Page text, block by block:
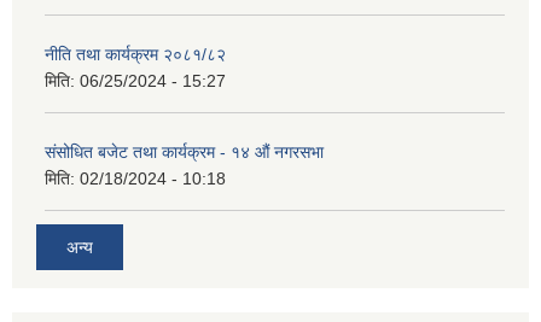
नीति तथा कार्यक्रम २०८१/८२
मिति: 06/25/2024 - 15:27
संसोधित बजेट तथा कार्यक्रम - १४ औं नगरसभा
मिति: 02/18/2024 - 10:18
अन्य